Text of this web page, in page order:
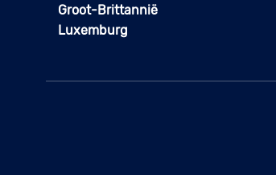
Groot-Brittannië
Luxemburg